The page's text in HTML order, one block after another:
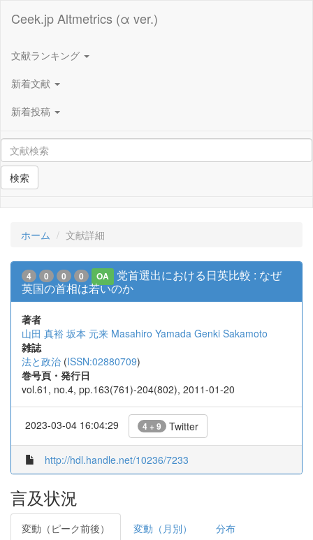
Ceek.jp Altmetrics (α ver.)
文献ランキング
新着文献
新着投稿
検索
ホーム 文献詳細
4 0 0 0 OA
党首選出における日英比較 : なぜ
英国の首相は若いのか
著者
山田 真裕 坂本 元来 Masahiro Yamada Genki Sakamoto
雑誌
法と政治 (ISSN:02880709)
巻号頁・発行日
vol.61, no.4, pp.163(761)-204(802), 2011-01-20
2023-03-04 16:04:29 4 + 9 Twitter
http://hdl.handle.net/10236/7233
言及状況
変動（ピーク前後） 変動（月別） 分布